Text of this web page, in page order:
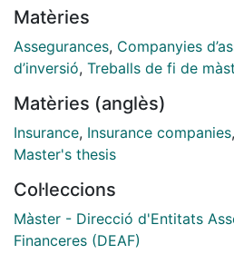
para atrevernos a proponer
de las líneas estratégicas a
empresas aseguradoras.
Matèries
Assegurances, Companyies
d’inversió, Treballs de fi de
Matèries (anglès)
Insurance, Insurance companies,
Master's thesis
Col·leccions
Màster - Direcció d'Entitats
Financeres (DEAF)